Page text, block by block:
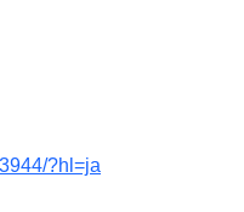
?hl=ja